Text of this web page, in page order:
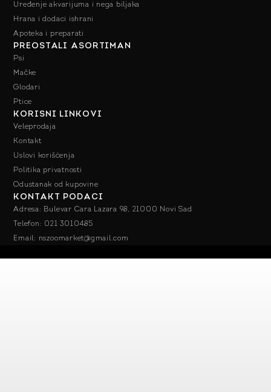
Uređenje akvarijuma i nega biljaka
Hrana i dodaci ishrani
Apoteka i preparati
PREOSTALI ASORTIMAN
Psi
Mačke
Glodari
Ptice
KORISNI LINKOVI
Veleprodaja
Kontakt
Uslovi korišćenja
Politika privatnosti
Odustanak od kupovine
KONTAKT PODACI
Adresa: Bulevar Cara Lazara 98, 21000 Novi Sad
Telefon: 021 3010485
Email: nszoomarket@gmail.com